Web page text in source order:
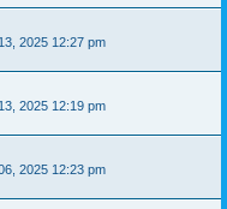
2025 12:27 pm
2025 12:19 pm
2025 12:23 pm